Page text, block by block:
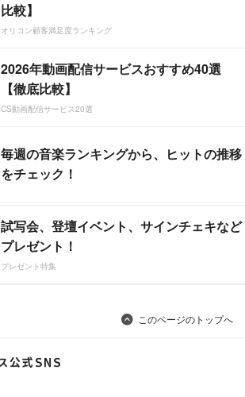
比較】
オリコン顧客満足度ランキング
2026年動画配信サービスおすすめ40選
【徹底比較】
CS動画配信サービス20選
毎週の音楽ランキングから、ヒットの推移
をチェック！
試写会、登壇イベント、サインチェキなど
プレゼント！
プレゼント特集
このページのトップへ